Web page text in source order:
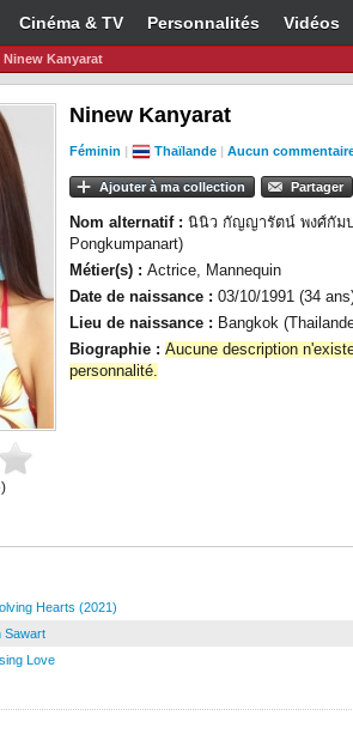
Cinéma & TV Personnalités Vidéos
Ninew Kanyarat
Ninew Kanyarat
Féminin | Thaïlande | Aucun
Ajouter à ma collection Partager
Nom alternatif : นินิว กัญญารัตน์ พงศ์กัมป
Pongkumpanart)
Métier(s) : Actrice, Mannequin
Date de naissance : 03/10/1991 (34
Lieu de naissance : Bangkok
Biographie : Aucune description
personnalité.
Hearts (2021)
Sawart
Love